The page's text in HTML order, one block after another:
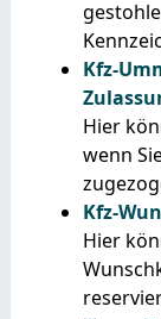
Kfz-
Hier
wenn
Kfz-
Hier